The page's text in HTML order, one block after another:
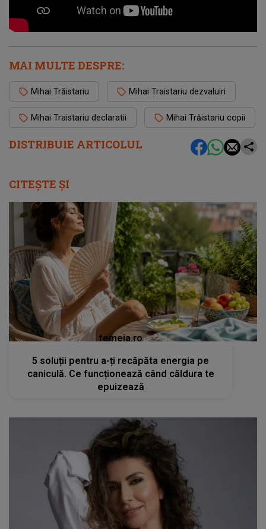
DISTRIBUIE ARTICOLUL
MAI MULTE DESPRE:
Mihai Trăistariu Mihai Traistariu dezvaluiri
Mihai Traistariu declaratii Mihai Trăistariu copii
CITEȘTE ȘI
femeia.ro
5 soluții pentru a-ți recăpăta energia pe
caniculă. Ce funcționează când căldura te
epuizează